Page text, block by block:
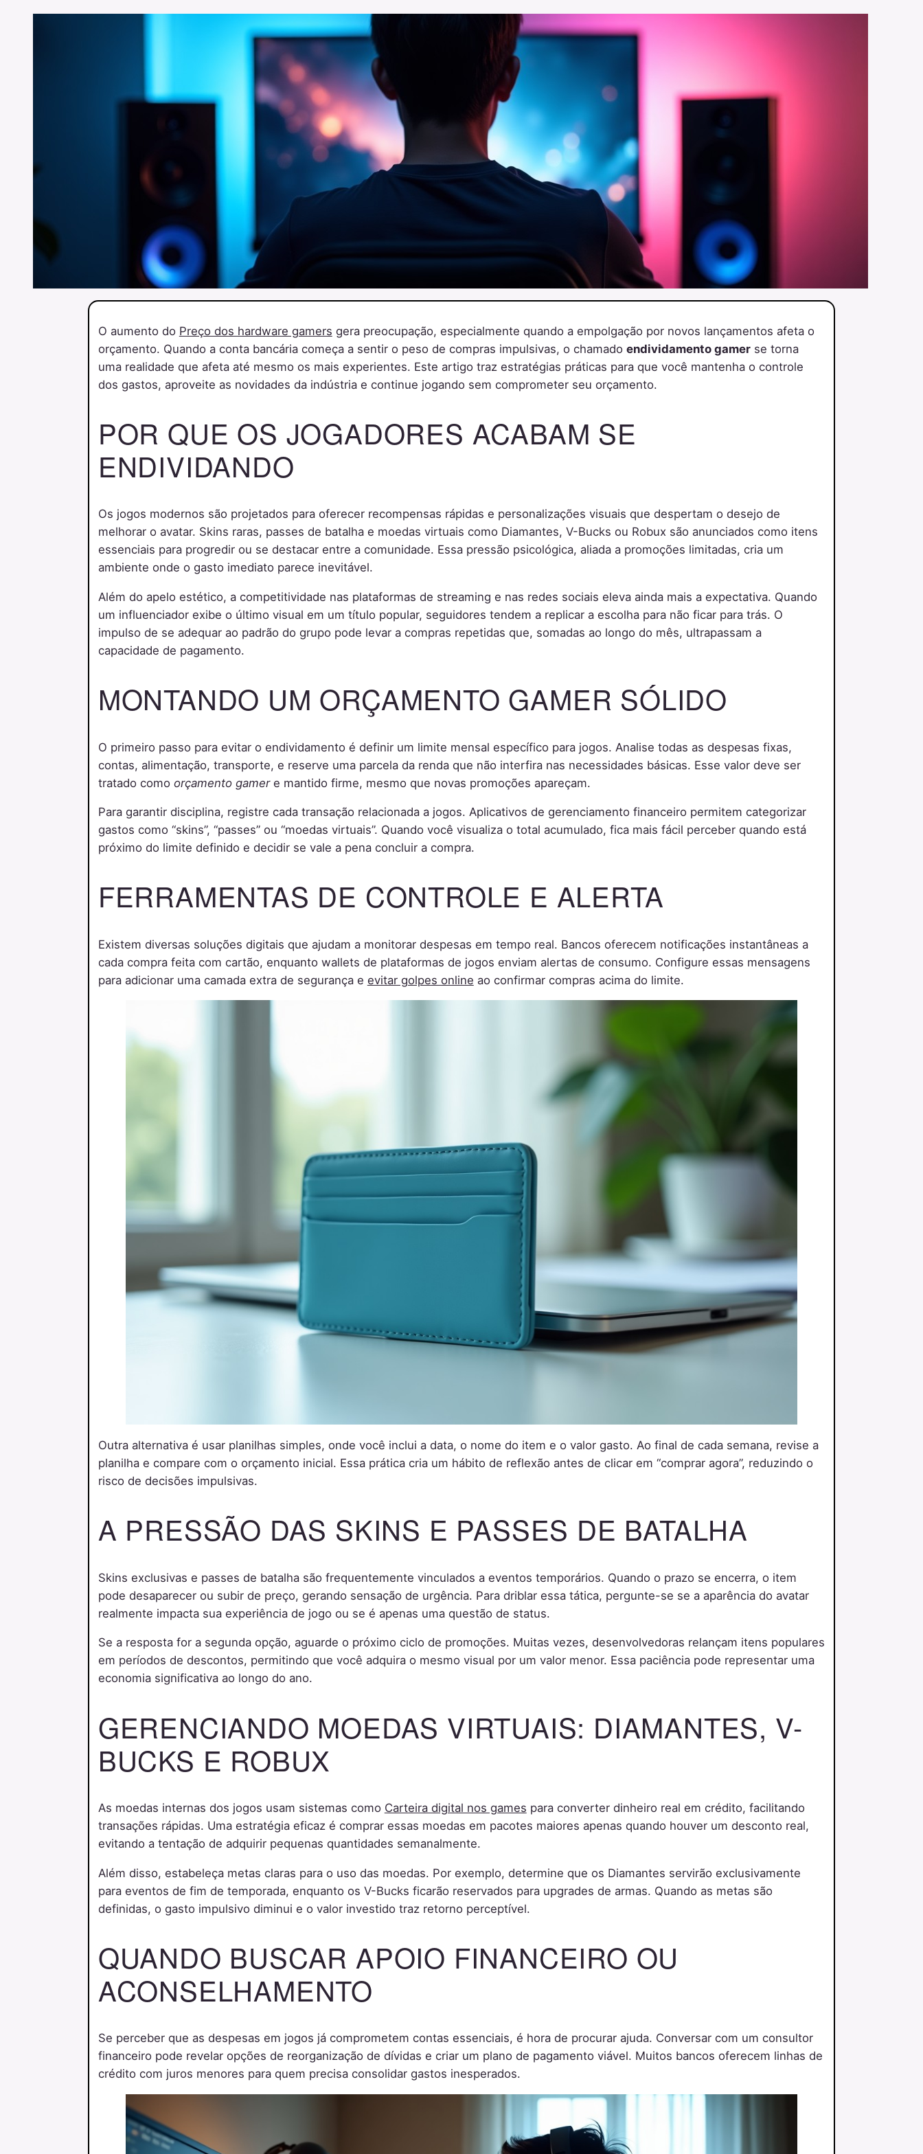
O aumento do Preço dos hardware gamers gera preocupação, especialmente quando a empolgação por novos lançamentos afeta o
orçamento. Quando a conta bancária começa a sentir o peso de compras impulsivas, o chamado endividamento gamerse torna
uma realidade que afeta até mesmo os mais experientes. Este artigo traz estratégias práticas para que você mantenha o controle
dos gastos, aproveite as novidades da indústria e continue jogando sem comprometer seu orçamento.
POR QUE OS JOGADORES ACABAM SE
ENDIVIDANDO
Os jogos modernos são projetados para oferecer recompensas rápidas e personalizações visuais que despertam o desejo de
melhorar o avatar. Skins raras, passes de batalha e moedas virtuais como Diamantes, V-Bucks ou Robux são anunciados como itens
essenciais para progredir ou se destacar entre a comunidade. Essa pressão psicológica, aliada a promoções limitadas, cria um
ambiente onde o gasto imediato parece inevitável.
Além do apelo estético, a competitividade nas plataformas de streaming e nas redes sociais eleva ainda mais a expectativa. Quando
um influenciador exibe o último visual em um título popular, seguidores tendem a replicar a escolha para não ficar para trás. O
impulso de se adequar ao padrão do grupo pode levar a compras repetidas que, somadas ao longo do mês, ultrapassam a
capacidade de pagamento.
MONTANDO UM ORÇAMENTO GAMER SÓLIDO
O primeiro passo para evitar o endividamento é definir um limite mensal específico para jogos. Analise todas as despesas fixas,
contas, alimentação, transporte, e reserve uma parcela da renda que não interfira nas necessidades básicas. Esse valor deve ser
tratado como orçamento gamere mantido firme, mesmo que novas promoções apareçam.
Para garantir disciplina, registre cada transação relacionada a jogos. Aplicativos de gerenciamento financeiro permitem categorizar
gastos como “skins”, “passes” ou “moedas virtuais”. Quando você visualiza o total acumulado, fica mais fácil perceber quando está
próximo do limite definido e decidir se vale a pena concluir a compra.
FERRAMENTAS DE CONTROLE E ALERTA
Existem diversas soluções digitais que ajudam a monitorar despesas em tempo real. Bancos oferecem notificações instantâneas a
cada compra feita com cartão, enquanto wallets de plataformas de jogos enviam alertas de consumo. Configure essas mensagens
para adicionar uma camada extra de segurança e evitar golpes online ao confirmar compras acima do limite.
Outra alternativa é usar planilhas simples, onde você inclui a data, o nome do item e o valor gasto. Ao final de cada semana, revise a
planilha e compare com o orçamento inicial. Essa prática cria um hábito de reflexão antes de clicar em “comprar agora”, reduzindo o
risco de decisões impulsivas.
A PRESSÃO DAS SKINS E PASSES DE BATALHA
Skins exclusivas e passes de batalha são frequentemente vinculados a eventos temporários. Quando o prazo se encerra, o item
pode desaparecer ou subir de preço, gerando sensação de urgência. Para driblar essa tática, pergunte-se se a aparência do avatar
realmente impacta sua experiência de jogo ou se é apenas uma questão de status.
Se a resposta for a segunda opção, aguarde o próximo ciclo de promoções. Muitas vezes, desenvolvedoras relançam itens populares
em períodos de descontos, permitindo que você adquira o mesmo visual por um valor menor. Essa paciência pode representar uma
economia significativa ao longo do ano.
GERENCIANDO MOEDAS VIRTUAIS: DIAMANTES, V-
BUCKS E ROBUX
As moedas internas dos jogos usam sistemas como Carteira digital nos games para converter dinheiro real em crédito, facilitando
transações rápidas. Uma estratégia eficaz é comprar essas moedas em pacotes maiores apenas quando houver um desconto real,
evitando a tentação de adquirir pequenas quantidades semanalmente.
Além disso, estabeleça metas claras para o uso das moedas. Por exemplo, determine que os Diamantes servirão exclusivamente
para eventos de fim de temporada, enquanto os V-Bucks ficarão reservados para upgrades de armas. Quando as metas são
definidas, o gasto impulsivo diminui e o valor investido traz retorno perceptível.
QUANDO BUSCAR APOIO FINANCEIRO OU
ACONSELHAMENTO
Se perceber que as despesas em jogos já comprometem contas essenciais, é hora de procurar ajuda. Conversar com um consultor
financeiro pode revelar opções de reorganização de dívidas e criar um plano de pagamento viável. Muitos bancos oferecem linhas de
crédito com juros menores para quem precisa consolidar gastos inesperados.